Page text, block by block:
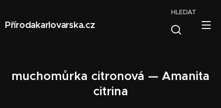
Přírodakarlovarska.cz
HLEDAT
muchomůrka citronová — Amanita
citrina